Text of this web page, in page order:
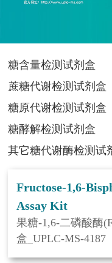
糖含量检测试剂盒
蔗糖代谢检测试剂盒
糖原代谢检测试剂盒
糖酵解检测试剂盒
其它糖代谢酶检测试
Fructose-1,6-
Assay Kit
果糖-1,6-二磷酸酶
盒_UPLC-MS-4187